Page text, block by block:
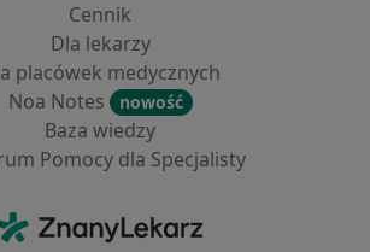
Cennik
Dla lekarzy
placówek medycznych
Noa Notes
nowość
Baza wiedzy
Pomocy dla Specjalisty
ZnanyLekarz - Strona główna